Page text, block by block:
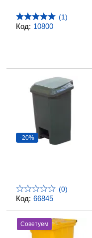
Код: 10800
(1)
Код: 66845
-20%
(0)
Советуем